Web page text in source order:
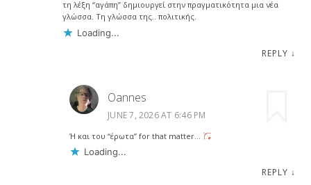
τη λέξη “αγάπη” δημιουργεί στην πραγματικότητα μια νέα
γλώσσα. Τη γλώσσα της.. πολιτικής.
Loading...
REPLY ↓
Oannes
JUNE 7, 2026 AT 6:46 PM
Ή και του “έρωτα” for that matter…
Loading...
REPLY ↓